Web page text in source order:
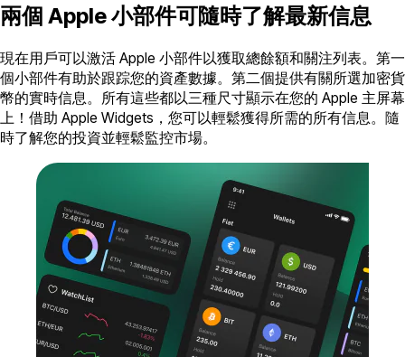
兩個 Apple 小部件可隨時了解最新信息
現在用戶可以激活 Apple 小部件以獲取總餘額和關注列表。第一
個小部件有助於跟踪您的資產數據。第二個提供有關所選加密貨
幣的實時信息。所有這些都以三種尺寸顯示在您的 Apple 主屏幕
上！借助 Apple Widgets，您可以輕鬆獲得所需的所有信息。隨
時了解您的投資並輕鬆監控市場。